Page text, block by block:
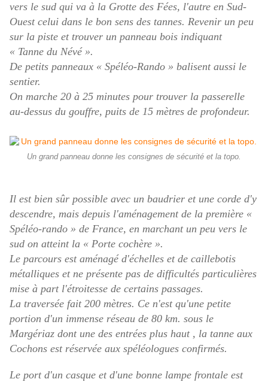
vers le sud qui va à la Grotte des Fées, l'autre en Sud-
Ouest celui dans le bon sens des tannes. Revenir un peu
sur la piste et trouver un panneau bois indiquant
« Tanne du Névé ».
De petits panneaux « Spéléo-Rando » balisent aussi le
sentier.
On marche 20 à 25 minutes pour trouver la passerelle
au-dessus du gouffre, puits de 15 mètres de profondeur.
Un grand panneau donne les consignes de sécurité et la topo.
Il est bien sûr possible avec un baudrier et une corde d'y
descendre, mais depuis l'aménagement de la première «
Spéléo-rando » de France, en marchant un peu vers le
sud on atteint la « Porte cochère ».
Le parcours est aménagé d'échelles et de caillebotis
métalliques et ne présente pas de difficultés particulières
mise à part l'étroitesse de certains passages.
La traversée fait 200 mètres. Ce n'est qu'une petite
portion d'un immense réseau de 80 km. sous le
Margériaz dont une des entrées plus haut , la tanne aux
Cochons est réservée aux spéléologues confirmés.
Le port d'un casque et d'une bonne lampe frontale est